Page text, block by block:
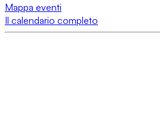
Mappa eventi
Il calendario completo